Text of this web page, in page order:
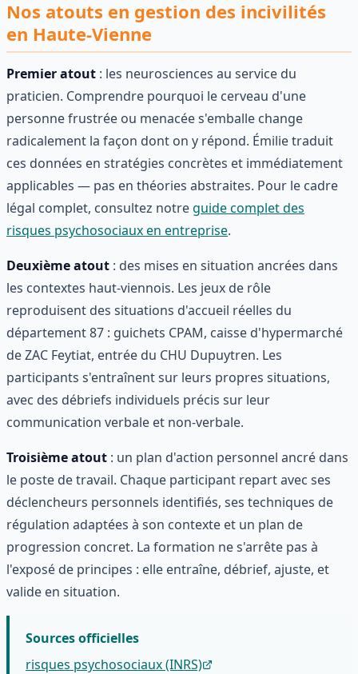
Nos atouts en gestion des incivilités
en Haute-Vienne
Premier atout : les neurosciences au service du
praticien. Comprendre pourquoi le cerveau d'une
personne frustrée ou menacée s'emballe change
radicalement la façon dont on y répond. Émilie traduit
ces données en stratégies concrètes et immédiatement
applicables — pas en théories abstraites. Pour le cadre
légal complet, consultez notreguide complet des
risques psychosociaux en entreprise.
Deuxième atout : des mises en situation ancrées dans
les contextes haut-viennois. Les jeux de rôle
reproduisent des situations d'accueil réelles du
département 87 : guichets CPAM, caisse d'hypermarché
de ZAC Feytiat, entrée du CHU Dupuytren. Les
participants s'entraînent sur leurs propres situations,
avec des débriefs individuels précis sur leur
communication verbale et non-verbale.
Troisième atout : un plan d'action personnel ancré dans
le poste de travail. Chaque participant repart avec ses
déclencheurs personnels identifiés, ses techniques de
régulation adaptées à son contexte et un plan de
progression concret. La formation ne s'arrête pas à
l'exposé de principes : elle entraîne, débrief, ajuste, et
valide en situation.
Sources officielles
risques psychosociaux (INRS)